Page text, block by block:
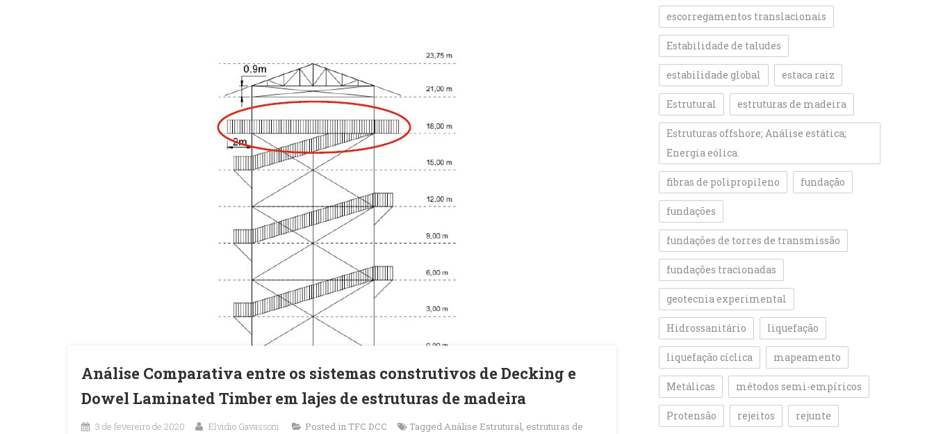
Análise Comparativa entre os sistemas construtivos de Decking e
Dowel Laminated Timber em lajes de estruturas de madeira
3 de fevereiro de 2020 Elvidio Gavassoni Posted in TFC DCC TaggedAnálise Estrutural, estruturas de
escorregamentos translacionais
Estabilidade de taludes
estabilidade global estaca raiz
Estrutural estruturas de madeira
Estruturas offshore; Análise estática;
Energia eólica.
fibras de polipropileno fundação
fundações
fundações de torres de transmissão
fundações tracionadas
geotecnia experimental
Hidrossanitário liquefação
liquefação cíclica mapeamento
Metálicas métodos semi-empíricos
Protensão rejeitos rejunte